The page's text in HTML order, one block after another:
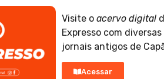
Visite o acervo digital
Expresso com
jornais antigos de
Acessar